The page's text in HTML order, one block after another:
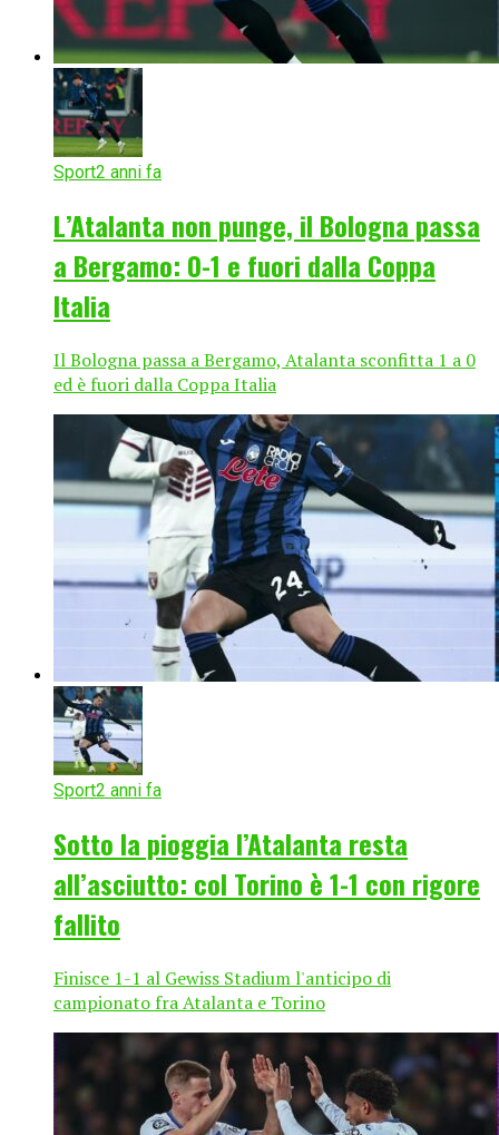
Sport2 anni fa
L’Atalanta non punge, il Bologna passa
a Bergamo: 0-1 e fuori dalla Coppa
Italia
Il Bologna passa a Bergamo, Atalanta sconfitta 1 a 0
ed è fuori dalla Coppa Italia
Sport2 anni fa
Sotto la pioggia l’Atalanta resta
all’asciutto: col Torino è 1-1 con rigore
fallito
Finisce 1-1 al Gewiss Stadium l'anticipo di
campionato fra Atalanta e Torino